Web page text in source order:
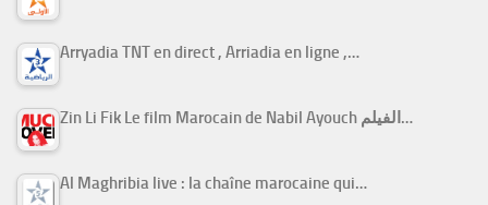
Arryadia TNT en direct , Arriadia en ligne ,…
Zin Li Fik Le film Marocain de Nabil Ayouch الفيلم…
Al Maghribia live : la chaîne marocaine qui…